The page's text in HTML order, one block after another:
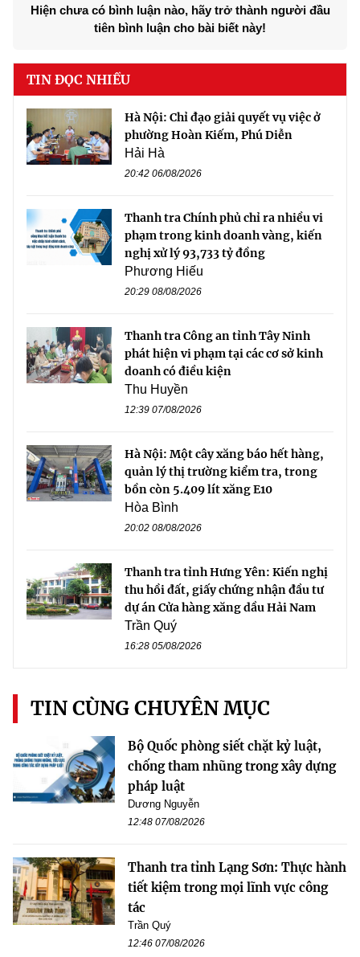
Hiện chưa có bình luận nào, hãy trở thành người đầu
tiên bình luận cho bài biết này!
TIN ĐỌC NHIỀU
Hà Nội: Chỉ đạo giải quyết vụ việc ở
phường Hoàn Kiếm, Phú Diễn
Hải Hà
20:42 06/08/2026
Thanh tra Chính phủ chỉ ra nhiều vi
phạm trong kinh doanh vàng, kiến
nghị xử lý 93,733 tỷ đồng
Phương Hiếu
20:29 08/08/2026
Thanh tra Công an tỉnh Tây Ninh
phát hiện vi phạm tại các cơ sở kinh
doanh có điều kiện
Thu Huyền
12:39 07/08/2026
Hà Nội: Một cây xăng báo hết hàng,
quản lý thị trường kiểm tra, trong
bồn còn 5.409 lít xăng E10
Hòa Bình
20:02 08/08/2026
Thanh tra tỉnh Hưng Yên: Kiến nghị
thu hồi đất, giấy chứng nhận đầu tư
dự án Cửa hàng xăng dầu Hải Nam
Trần Quý
16:28 05/08/2026
TIN CÙNG CHUYÊN MỤC
Bộ Quốc phòng siết chặt kỷ luật,
chống tham nhũng trong xây dựng
pháp luật
Dương Nguyễn
12:48 07/08/2026
Thanh tra tỉnh Lạng Sơn: Thực hành
tiết kiệm trong mọi lĩnh vực công
tác
Trần Quý
12:46 07/08/2026